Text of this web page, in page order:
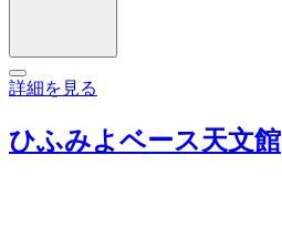
詳細を見る
ひふみよベース天文館